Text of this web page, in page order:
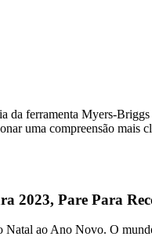
da ferramenta Myers-
uma compreensão
2023, Pare Para
ao Ano Novo. O